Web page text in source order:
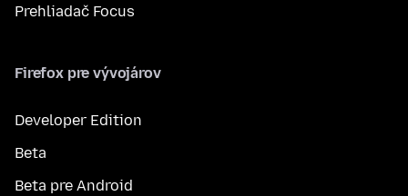
Prehliadač Focus
Firefox pre vývojárov
Developer Edition
Beta
Beta pre Android